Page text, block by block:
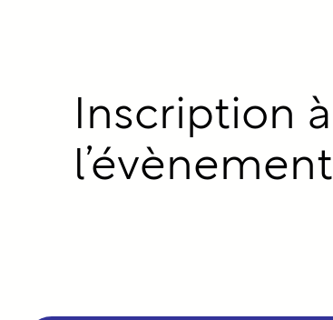
Inscription à
l’évènement